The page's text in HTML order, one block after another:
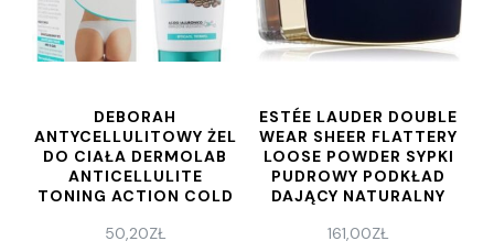
DEBORAH
ANTYCELLULITOWY ŻEL
DO CIAŁA DERMOLAB
ANTICELLULITE
TONING ACTION COLD
50,20ZŁ
ESTÉE LAUDER DOUBLE
WEAR SHEER FLATTERY
LOOSE POWDER SYPKI
PUDROWY PODKŁAD
DAJĄCY NATURALNY
MATTE 9 G
161,00ZŁ